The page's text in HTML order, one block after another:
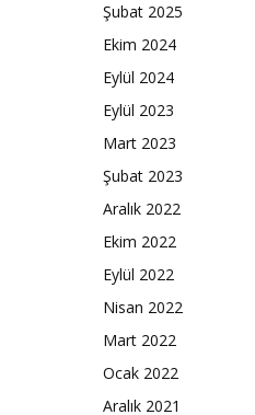
Şubat 2025
Ekim 2024
Eylül 2024
Eylül 2023
Mart 2023
Şubat 2023
Aralık 2022
Ekim 2022
Eylül 2022
Nisan 2022
Mart 2022
Ocak 2022
Aralık 2021